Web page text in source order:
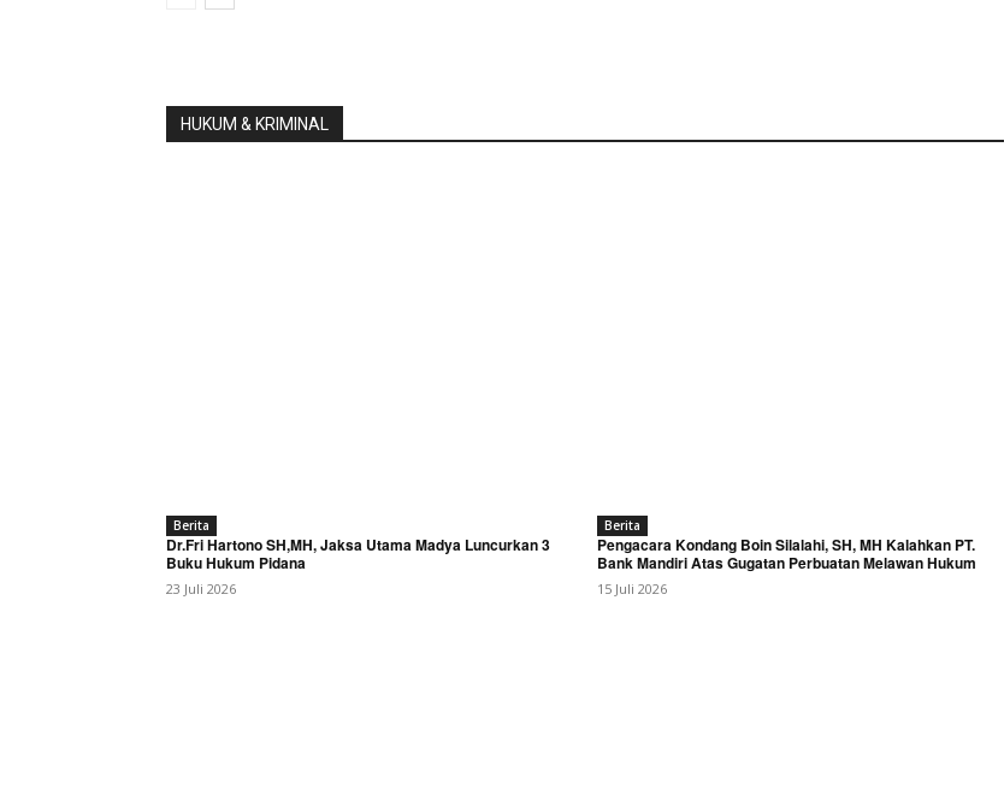
HUKUM & KRIMINAL
Berita
Dr.Fri Hartono SH,MH, Jaksa Utama Madya Luncurkan 3
Buku Hukum Pidana
23 Juli 2026
Berita
Pengacara Kondang Boin Silalahi, SH, MH Kalahkan PT.
Bank Mandiri Atas Gugatan Perbuatan Melawan Hukum
15 Juli 2026